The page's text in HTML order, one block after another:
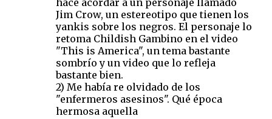
hace acordar a un personaje llamado
Jim Crow, un estereotipo que tienen los
yankis sobre los negros. El personaje lo
retoma Childish Gambino en el video
"This is America", un tema bastante
sombrío y un video que lo refleja
bastante bien.
2) Me había re olvidado de los
"enfermeros asesinos". Qué época
hermosa aquella